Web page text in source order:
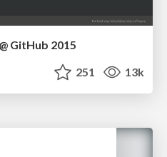
GitHub 2015
251 13k